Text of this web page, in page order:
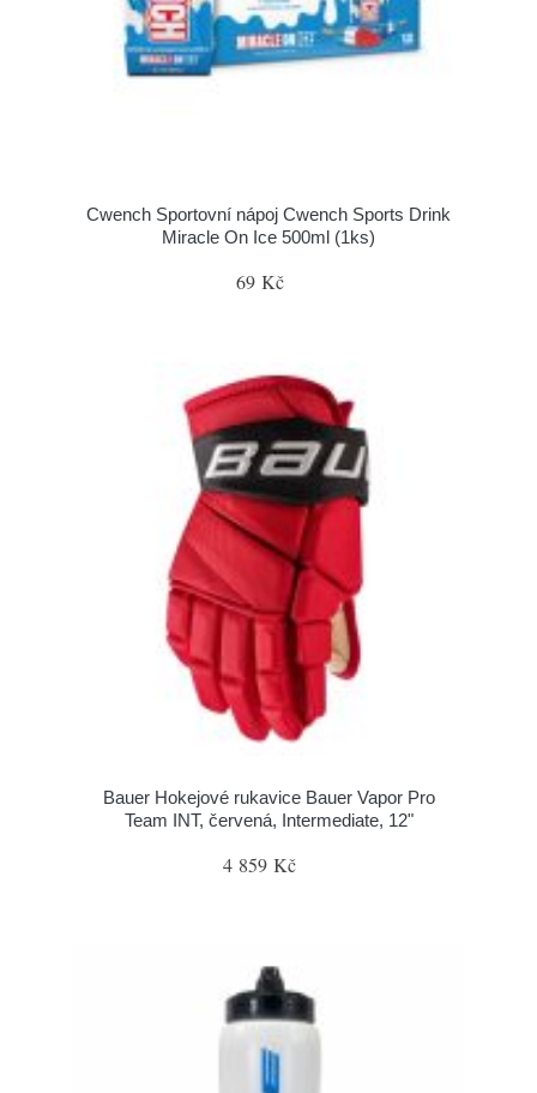
Cwench Sportovní nápoj Cwench Sports Drink
Miracle On Ice 500ml (1ks)
69 Kč
Bauer Hokejové rukavice Bauer Vapor Pro
Team INT, červená, Intermediate, 12"
4 859 Kč